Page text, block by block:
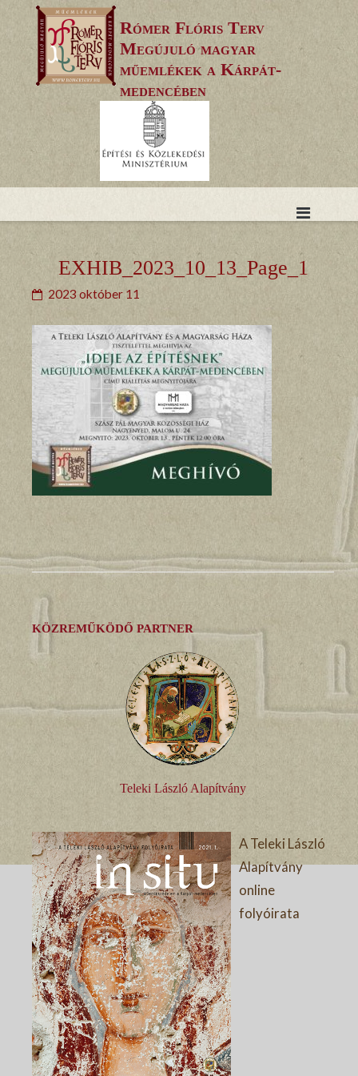
to
content
Rómer Flóris Terv
Megújuló magyar
műemlékek a Kárpát-
medencében
EXHIB_2023_10_13_Page_1
2023 október 11
KÖZREMŰKÖDŐ PARTNER
Teleki László Alapítvány
A Teleki László
Alapítvány
online
folyóirata